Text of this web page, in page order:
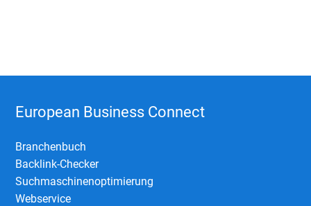
European Business Connect
Branchenbuch
Backlink-Checker
Suchmaschinenoptimierung
Webservice